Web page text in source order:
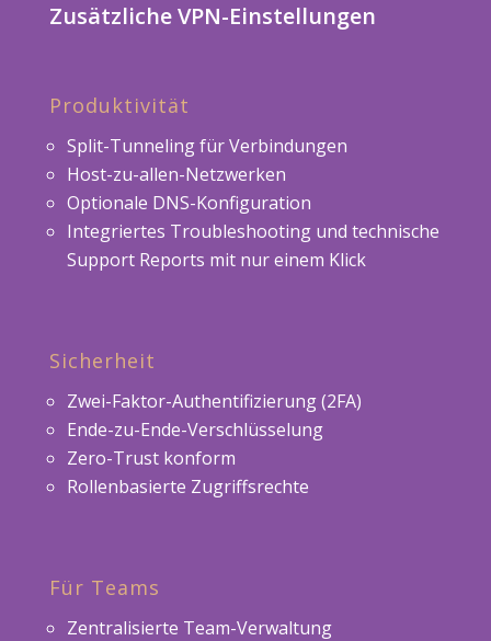
Zusätzliche VPN-Einstellungen
Produktivität
Split-Tunneling für Verbindungen
Host-zu-allen-Netzwerken
Optionale DNS-Konfiguration
Integriertes Troubleshooting und technische
Support Reports mit nur einem Klick
Sicherheit
Zwei-Faktor-Authentifizierung (2FA)
Ende-zu-Ende-Verschlüsselung
Zero-Trust konform
Rollenbasierte Zugriffsrechte
Für Teams
Zentralisierte Team-Verwaltung